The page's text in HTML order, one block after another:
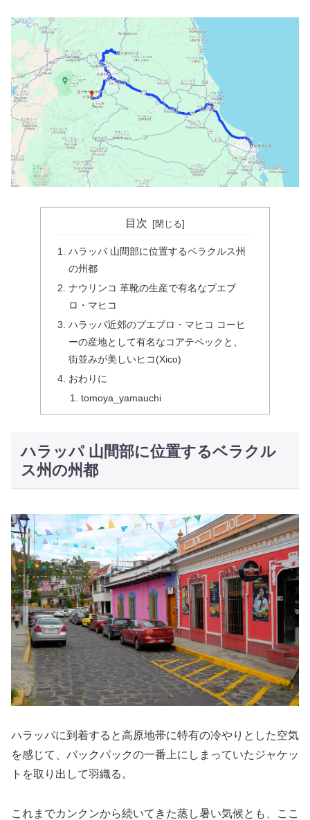
目次
ハラッパ 山間部に位置するベラクルス州
の州都
ナウリンコ 革靴の生産で有名なプエブ
ロ・マヒコ
ハラッパ近郊のプエブロ・マヒコ コーヒ
ーの産地として有名なコアテペックと、
街並みが美しいヒコ(Xico)
おわりに
tomoya_yamauchi
ハラッパ 山間部に位置するベラクル
ス州の州都
ハラッパに到着すると高原地帯に特有の冷やりとした空気
を感じて、バックパックの一番上にしまっていたジャケッ
トを取り出して羽織る。
これまでカンクンから続いてきた蒸し暑い気候とも、ここ